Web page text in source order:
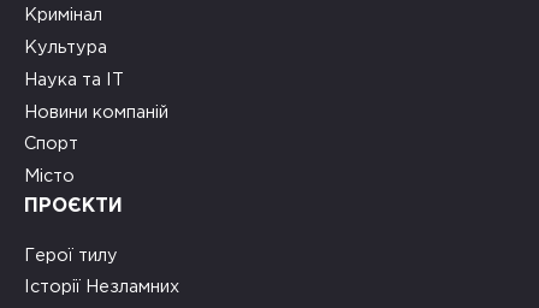
Кримінал
Культура
Наука та ІТ
Новини компаній
Спорт
Місто
ПРОЄКТИ
Герої тилу
Історії Незламних